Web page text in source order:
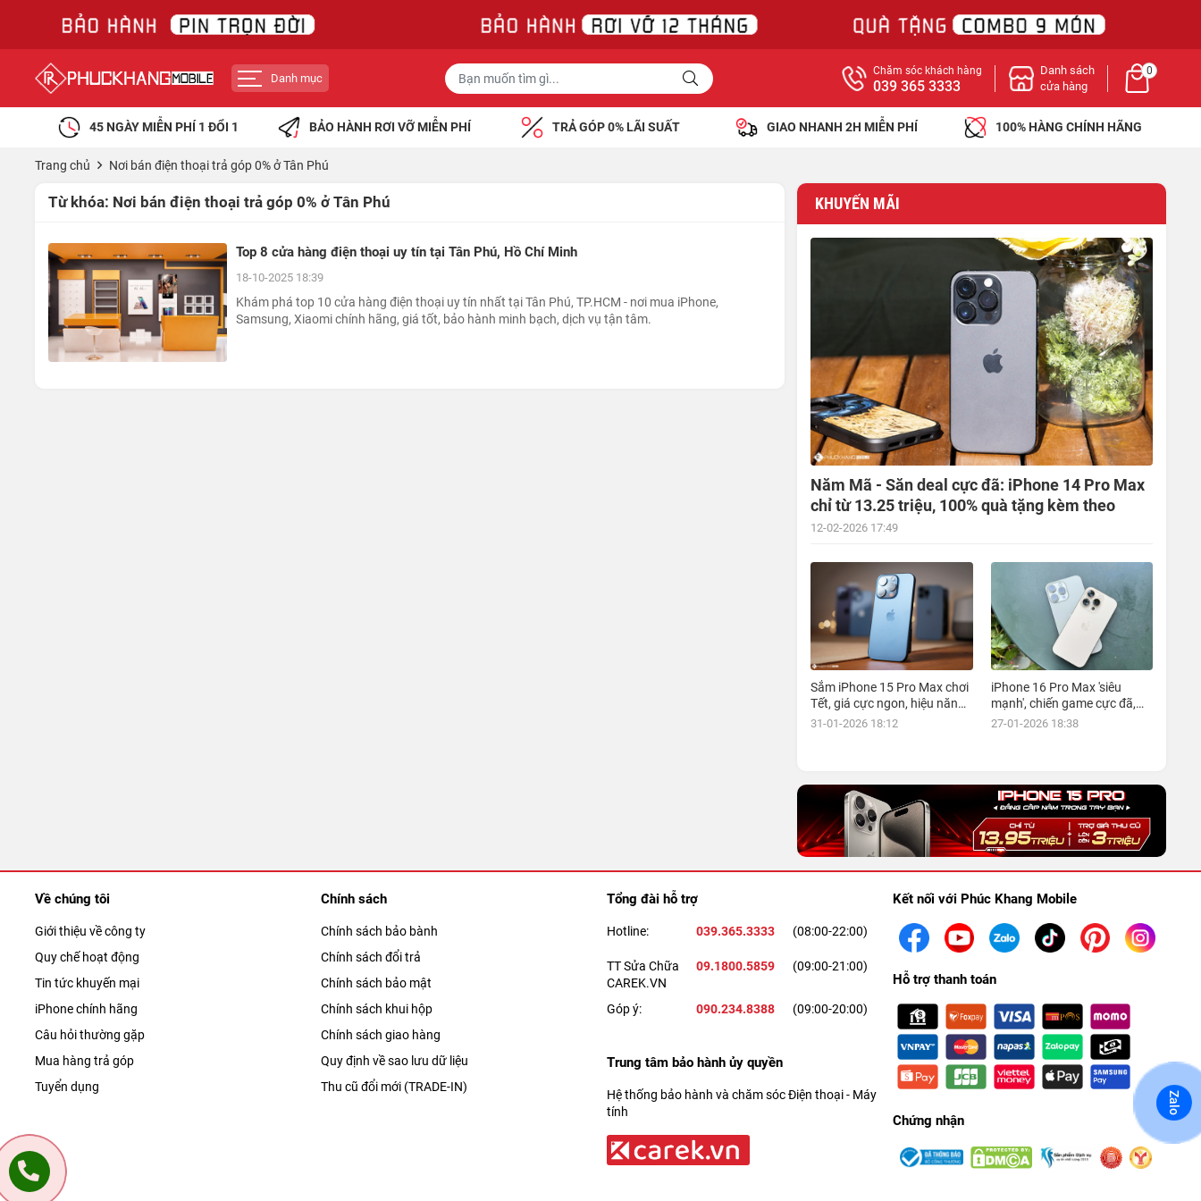
Danh mục
Chăm sóc khách hàng
039 365 3333
Danh sách
cửa hàng
0
45 NGÀY MIỄN PHÍ 1 ĐỔI 1 BẢO HÀNH RƠI VỠ MIỄN PHÍ TRẢ GÓP 0% LÃI SUẤT GIAO NHANH 2H MIỄN PHÍ 100% HÀNG CHÍNH HÃNG
Trang chủ Nơi bán điện thoại trả góp 0% ở Tân Phú
Từ khóa: Nơi bán điện thoại trả góp 0% ở Tân Phú
Top 8 cửa hàng điện thoại uy tín tại Tân Phú, Hồ Chí Minh
18-10-2025 18:39
Khám phá top 10 cửa hàng điện thoại uy tín nhất tại Tân Phú, TP.HCM - nơi mua iPhone,
Samsung, Xiaomi chính hãng, giá tốt, bảo hành minh bạch, dịch vụ tận tâm.
KHUYẾN MÃI
Năm Mã - Săn deal cực đã: iPhone 14 Pro Max
chỉ từ 13.25 triệu, 100% quà tặng kèm theo
12-02-2026 17:49
Sắm iPhone 15 Pro Max chơi
Tết, giá cực ngon, hiệu năng
đỉnh, kèm nhiều ưu đãi, mua
31-01-2026 18:12
iPhone 16 Pro Max 'siêu
mạnh', chiến game cực đã,
giá siêu hợp lý, mua ngay!
27-01-2026 18:38
Về chúng tôi
Giới thiệu về công ty
Quy chế hoạt động
Tin tức khuyến mại
iPhone chính hãng
Câu hỏi thường gặp
Mua hàng trả góp
Tuyển dụng
Chính sách
Chính sách bảo bành
Chính sách đổi trả
Chính sách bảo mật
Chính sách khui hộp
Chính sách giao hàng
Quy định về sao lưu dữ liệu
Thu cũ đổi mới (TRADE-IN)
Tổng đài hỗ trợ
Hotline: 039.365.3333 (08:00-22:00)
TT Sửa Chữa
CAREK.VN
09.1800.5859 (09:00-21:00)
Góp ý: 090.234.8388 (09:00-20:00)
Trung tâm bảo hành ủy quyền
Hệ thống bảo hành và chăm sóc Điện thoại - Máy
tính
Kết nối với Phúc Khang Mobile
Hỗ trợ thanh toán
Chứng nhận
Zalo